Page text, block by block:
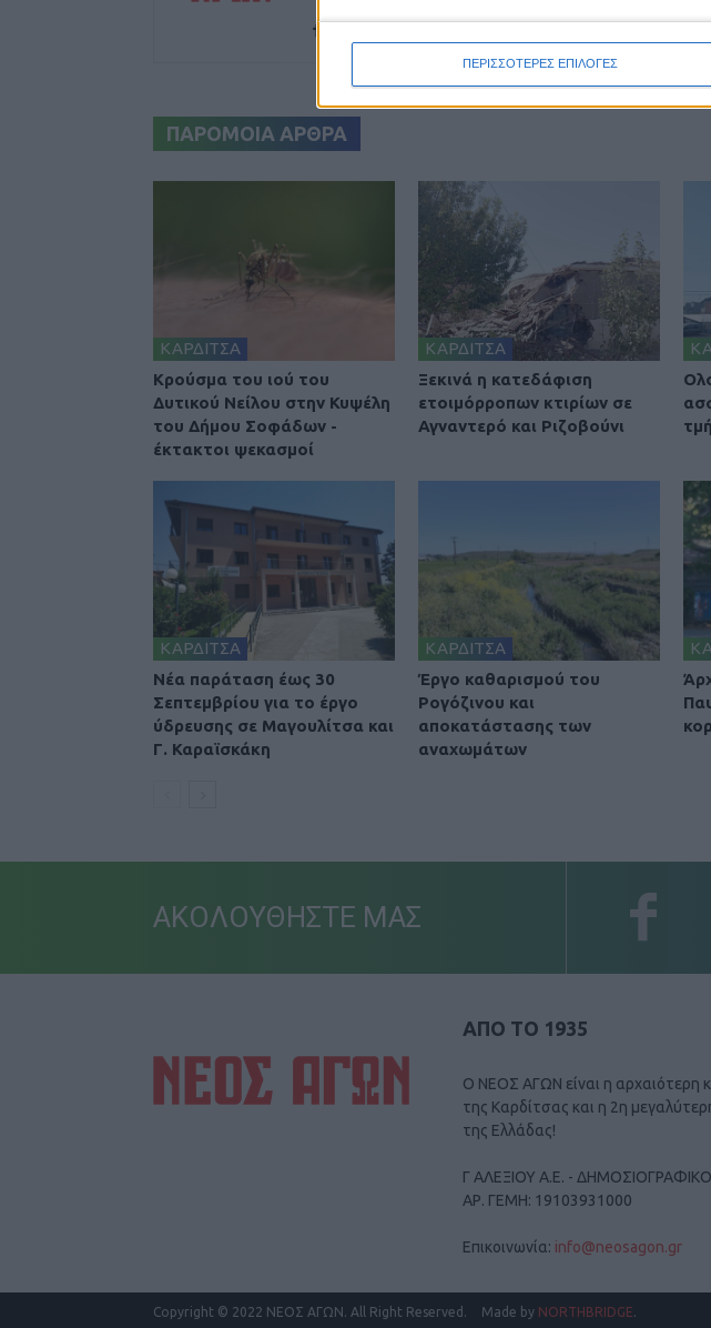
ΠΕΡΙΣΣΟΤΕΡΕΣ ΕΠΙΛΟΓΕΣ
ΠΑΡΟΜΟΙΑ ΑΡΘΡΑ
ΚΑΡΔΙΤΣΑ
Κρούσμα του ιού του
Δυτικού Νείλου στην Κυψέλη
του Δήμου Σοφάδων -
έκτακτοι ψεκασμοί
ΚΑΡΔΙΤΣΑ
Ξεκινά η κατεδάφιση
ετοιμόρροπων κτιρίων σε
Αγναντερό και Ριζοβούνι
ΚΑΡΔΙΤΣΑ
Νέα παράταση έως 30
Σεπτεμβρίου για το έργο
ύδρευσης σε Μαγουλίτσα και
Γ. Καραϊσκάκη
ΚΑΡΔΙΤΣΑ
Έργο καθαρισμού του
Ρογόζινου και
αποκατάστασης των
αναχωμάτων
ΑΚΟΛΟΥΘΗΣΤΕ ΜΑΣ
ΑΠΟ ΤΟ 1935
Ο ΝΕΟΣ ΑΓΩΝ είναι η αρχαιότερη
της Καρδίτσας και η 2η
της Ελλάδας!
Γ ΑΛΕΞΙΟΥ Α.Ε. -
ΑΡ. ΓΕΜΗ: 19103931000
Επικοινωνία: info@neosagon.gr
Copyright © 2022 ΝΕΟΣ ΑΓΩΝ. All Right Reserved. Made by NORTHBRIDGE.